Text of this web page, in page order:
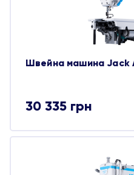
Швейна машина Jack
30 335 грн